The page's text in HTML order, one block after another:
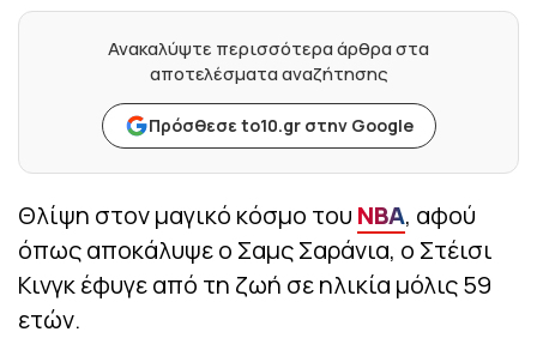
Ανακαλύψτε περισσότερα άρθρα στα
αποτελέσματα αναζήτησης
Πρόσθεσε to10.gr στην Google
Θλίψη στον μαγικό κόσμο του ΝΒΑ, αφού
όπως αποκάλυψε ο Σαμς Σαράνια, ο Στέισι
Κινγκ έφυγε από τη ζωή σε ηλικία μόλις 59
ετών.